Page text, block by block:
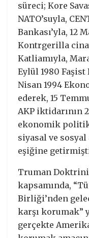
süreci; Kore
NATO’suyla,
Bankası’yla, 12
Kontrgerilla
Katliamıyla,
Eylül 1980 Faşist
Nisan 1994
ederek, 15
AKP iktidarının
ekonomik
siyasal ve
eşiğine
Truman Doktrini
kapsamında,
Birliği’nden
karşı korumak”
gerçekte